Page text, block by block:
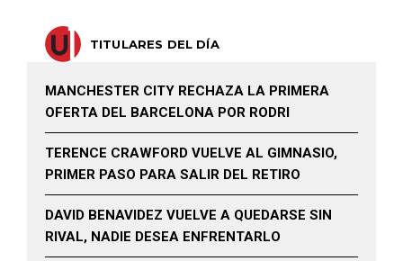
TITULARES DEL DÍA
MANCHESTER CITY RECHAZA LA PRIMERA
OFERTA DEL BARCELONA POR RODRI
TERENCE CRAWFORD VUELVE AL GIMNASIO,
PRIMER PASO PARA SALIR DEL RETIRO
DAVID BENAVIDEZ VUELVE A QUEDARSE SIN
RIVAL, NADIE DESEA ENFRENTARLO